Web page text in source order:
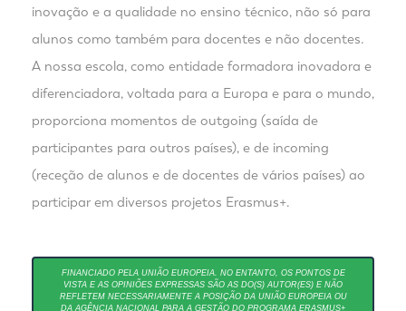
inovação e a qualidade no ensino técnico, não só para
alunos como também para docentes e não docentes.
A nossa escola, como entidade formadora inovadora e
diferenciadora, voltada para a Europa e para o mundo,
proporciona momentos de outgoing (saída de
participantes para outros países), e de incoming
(receção de alunos e de docentes de vários países) ao
participar em diversos projetos Erasmus+.
FINANCIADO PELA UNIÃO EUROPEIA. NO ENTANTO, OS PONTOS DE
VISTA E AS OPINIÕES EXPRESSAS SÃO AS DO(S) AUTOR(ES) E NÃO
REFLETEM NECESSARIAMENTE A POSIÇÃO DA UNIÃO EUROPEIA OU
DA AGÊNCIA NACIONAL PARA A GESTÃO DO PROGRAMA ERASMUS+